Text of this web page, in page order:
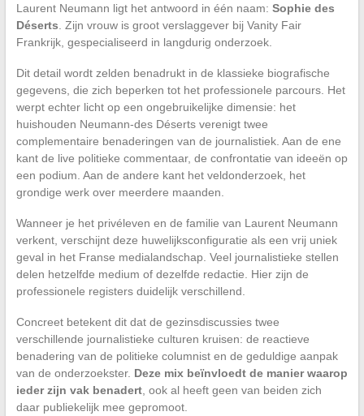
Laurent Neumann ligt het antwoord in één naam: Sophie des
Déserts . Zijn vrouw is groot verslaggever bij Vanity Fair
Frankrijk, gespecialiseerd in langdurig onderzoek.
Dit detail wordt zelden benadrukt in de klassieke biografische
gegevens, die zich beperken tot het professionele parcours. Het
werpt echter licht op een ongebruikelijke dimensie: het
huishouden Neumann-des Déserts verenigt twee
complementaire benaderingen van de journalistiek. Aan de ene
kant de live politieke commentaar, de confrontatie van ideeën op
een podium. Aan de andere kant het veldonderzoek, het
grondige werk over meerdere maanden.
Wanneer je het privéleven en de familie van Laurent Neumann
verkent, verschijnt deze huwelijksconfiguratie als een vrij uniek
geval in het Franse medialandschap. Veel journalistieke stellen
delen hetzelfde medium of dezelfde redactie. Hier zijn de
professionele registers duidelijk verschillend.
Concreet betekent dit dat de gezinsdiscussies twee
verschillende journalistieke culturen kruisen: de reactieve
benadering van de politieke columnist en de geduldige aanpak
van de onderzoekster. Deze mix beïnvloedt de manier waarop
ieder zijn vak benadert, ook al heeft geen van beiden zich
daar publiekelijk mee gepromoot.